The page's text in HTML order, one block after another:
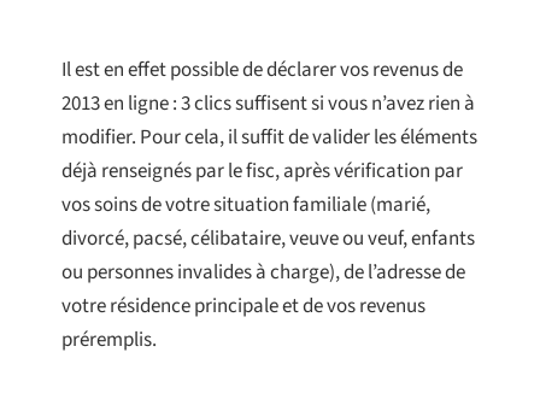
Il est en effet possible de déclarer vos revenus de
2013 en ligne : 3 clics suffisent si vous n’avez rien à
modifier. Pour cela, il suffit de valider les éléments
déjà renseignés par le fisc, après vérification par
vos soins de votre situation familiale (marié,
divorcé, pacsé, célibataire, veuve ou veuf, enfants
ou personnes invalides à charge), de l’adresse de
votre résidence principale et de vos revenus
préremplis.